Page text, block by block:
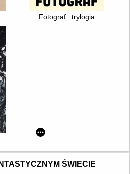
Fotograf : trylogia
ŚWIECIE